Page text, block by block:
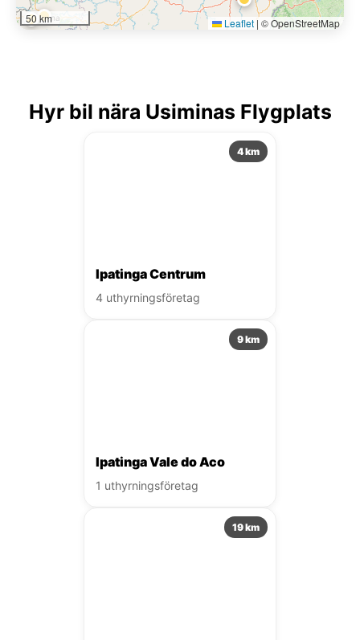
50 km Leaflet | © OpenStreetMap
Hyr bil nära Usiminas Flygplats
4 km
Ipatinga Centrum
4 uthyrningsföretag
9 km
Ipatinga Vale do Aco
1 uthyrningsföretag
19 km